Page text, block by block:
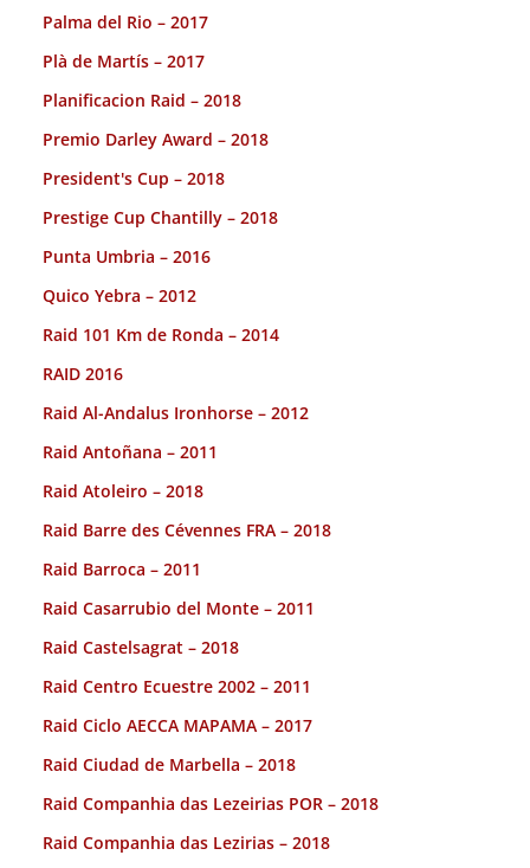
Palma del Rio – 2017
Plà de Martís – 2017
Planificacion Raid – 2018
Premio Darley Award – 2018
President's Cup – 2018
Prestige Cup Chantilly – 2018
Punta Umbria – 2016
Quico Yebra – 2012
Raid 101 Km de Ronda – 2014
RAID 2016
Raid Al-Andalus Ironhorse – 2012
Raid Antoñana – 2011
Raid Atoleiro – 2018
Raid Barre des Cévennes FRA – 2018
Raid Barroca – 2011
Raid Casarrubio del Monte – 2011
Raid Castelsagrat – 2018
Raid Centro Ecuestre 2002 – 2011
Raid Ciclo AECCA MAPAMA – 2017
Raid Ciudad de Marbella – 2018
Raid Companhia das Lezeirias POR – 2018
Raid Companhia das Lezirias – 2018